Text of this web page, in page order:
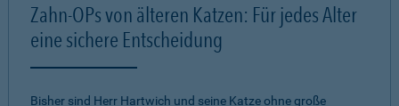
Zahn-OPs von älteren Katzen: Für jedes Alter
eine sichere Entscheidung
Bisher sind Herr Hartwich und seine Katze ohne große